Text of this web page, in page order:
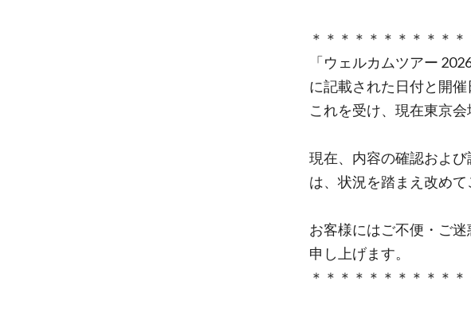
＊＊＊＊＊＊＊＊＊＊
「ウェルカムツアー
に記載された日付と開催
これを受け、現在東京
現在、内容の確認およ
は、状況を踏まえ改めて
お客様にはご不便・ご
申し上げます。
＊＊＊＊＊＊＊＊＊＊